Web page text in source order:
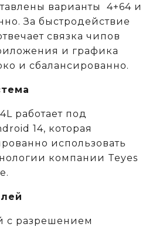
варианты 4+64 и
За быстродействие
связка чипов
и графика
и сбалансированно.
работает под
14, которая
использовать
компании Teyes
с разрешением